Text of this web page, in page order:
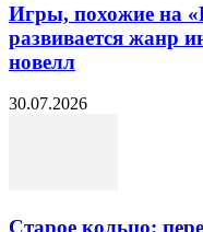
Игры, похожие на
развивается жанр
новелл
30.07.2026
Старое кольцо: